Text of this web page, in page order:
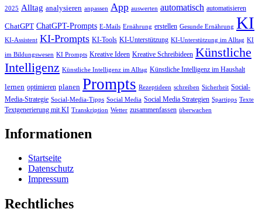
2025 Alltag analysieren anpassen App auswerten automatisch automatisieren
ChatGPT ChatGPT-Prompts E-Mails Ernährung erstellen Gesunde Ernährung KI
KI-Assistent KI-Prompts KI-Tools KI-Unterstützung KI-Unterstützung im Alltag KI
im Bildungswesen KI Prompts Kreative Ideen Kreative Schreibideen Künstliche
Intelligenz Künstliche Intelligenz im Alltag Künstliche Intelligenz im Haushalt
lernen optimieren planen Prompts Rezeptideen schreiben Sicherheit Social-
Media-Strategie Social-Media-Tipps Social Media Social Media Strategien Spartipps Texte
Textgenerierung mit KI Transkription Wetter zusammenfassen überwachen
Informationen
Startseite
Datenschutz
Impressum
Rechtliches